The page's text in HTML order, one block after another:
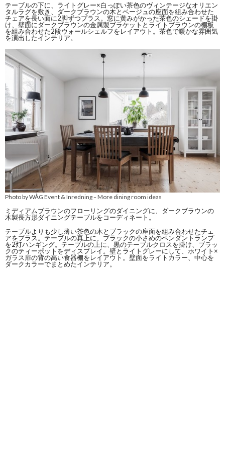
テーブルの下に、ライトグレー×白っぽい茶色のヴィンテージなオリエン
タルラグを敷き、ダークブラウンの木とベージュの座面を組み合わせた
チェアを長い面に2脚ずつプラス。窓に黄みがかった茶色のシェードを掛
け、壁面にダークブラウンの金属製ブラケットとライトブラウンの棚板
を組み合わせた2段ウォールシェルフをレイアウト。茶色で暖かな雰囲気
を演出したインテリア。
Photo by WÅG Event & Inredning–More dining room ideas
ミディアムブラウンのフローリングのダイニングに、ダークブラウンの
木製長方形ダイニングテーブルをコーディネート。
テーブルよりも少し薄い茶色の木とブラックの座面を組み合わせたチェ
アをプラス。テーブルの真上に、ブラックの小さめのペンダントランプ
を2灯ハンギング。テーブルの上に、黒のテーブルクロスを掛け、ブラッ
クのティーポットをディスプレイ。壁とライトグレーにして、ホワイト×
ガラス扉の背の高い食器棚をレイアウト。壁面をライトカラー、中心を
ダークカラーでまとめたインテリア。